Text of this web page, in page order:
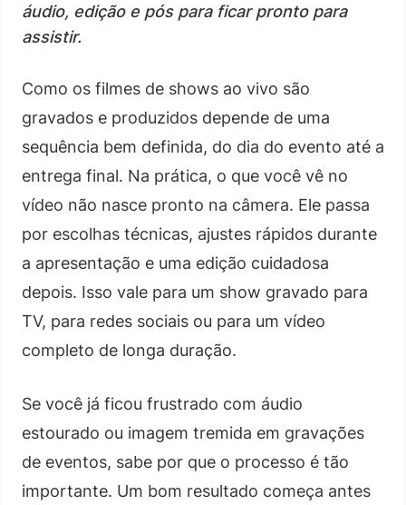
áudio, edição e pós para ficar pronto para
assistir.
Como os filmes de shows ao vivo são
gravados e produzidos depende de uma
sequência bem definida, do dia do evento até a
entrega final. Na prática, o que você vê no
vídeo não nasce pronto na câmera. Ele passa
por escolhas técnicas, ajustes rápidos durante
a apresentação e uma edição cuidadosa
depois. Isso vale para um show gravado para
TV, para redes sociais ou para um vídeo
completo de longa duração.
Se você já ficou frustrado com áudio
estourado ou imagem tremida em gravações
de eventos, sabe por que o processo é tão
importante. Um bom resultado começa antes